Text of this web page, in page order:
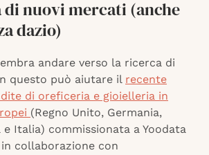
nuovi mercati (anche
dazio)
andare verso la ricerca di
questo può aiutare il recente
di oreficeria e gioielleria in
(Regno Unito, Germania,
e Italia) commissionata a Yoodata
in collaborazione con